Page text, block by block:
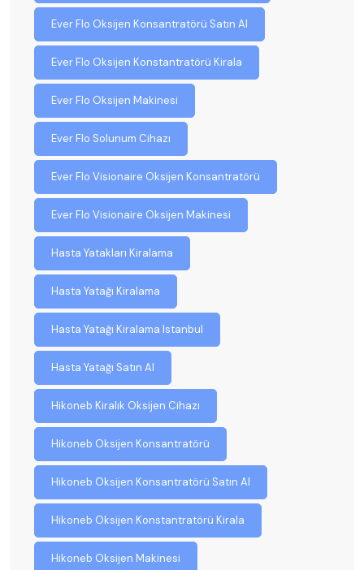
Ever Flo Oksijen Konsantratörü Satın Al
Ever Flo Oksijen Konstantratörü Kirala
Ever Flo Oksijen Makinesi
Ever Flo Solunum Cihazı
Ever Flo Visionaire Oksijen Konsantratörü
Ever Flo Visionaire Oksijen Makinesi
Hasta Yatakları Kiralama
Hasta Yatağı Kiralama
Hasta Yatağı Kiralama Istanbul
Hasta Yatağı Satın Al
Hikoneb Kiralık Oksijen Cihazı
Hikoneb Oksijen Konsantratörü
Hikoneb Oksijen Konsantratörü Satın Al
Hikoneb Oksijen Konstantratörü Kirala
Hikoneb Oksijen Makinesi